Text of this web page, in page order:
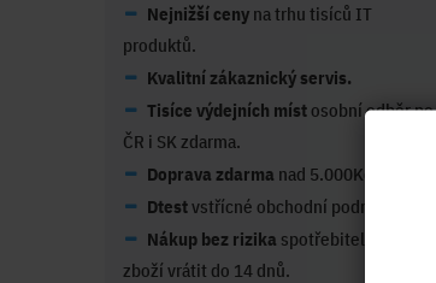
Nejnižší ceny na trhu tisíců IT
produktů.
Kvalitní zákaznický servis.
Tisíce výdejních míst osobní odběr po
ČR i SK zdarma.
Doprava zdarma nad 5.000Kč
Dtestvstřícné obchodní podmínky
Nákup bez rizika spotřebitel může
zboží vrátit do 14 dnů.